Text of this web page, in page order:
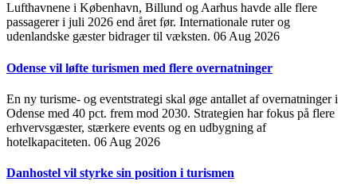
Lufthavnene i København, Billund og Aarhus havde alle flere
passagerer i juli 2026 end året før. Internationale ruter og
udenlandske gæster bidrager til væksten. 06 Aug 2026
Odense vil løfte turismen med flere overnatninger
En ny turisme- og eventstrategi skal øge antallet af overnatninger i
Odense med 40 pct. frem mod 2030. Strategien har fokus på flere
erhvervsgæster, stærkere events og en udbygning af
hotelkapaciteten. 06 Aug 2026
Danhostel vil styrke sin position i turismen